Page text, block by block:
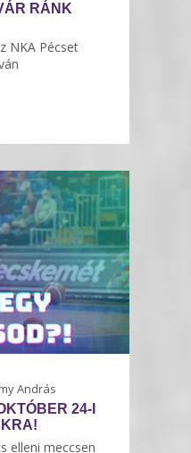
RÁNK
NKA Pécset
András
24-I
elleni meccsen